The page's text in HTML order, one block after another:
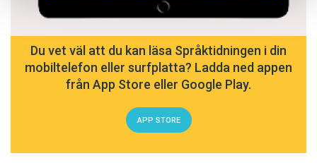
Du vet väl att du kan läsa Språktidningen i din
mobiltelefon eller surfplatta? Ladda ned appen
från App Store eller Google Play.
APP STORE